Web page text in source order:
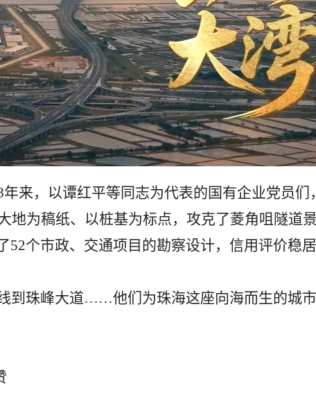
年来，以谭红平等同志为代表的国有企业党员
地为稿纸、以桩基为标点，攻克了菱角咀隧道
个市政、交通项目的勘察设计，信用评价稳
到珠峰大道……他们为珠海这座向海而生的城